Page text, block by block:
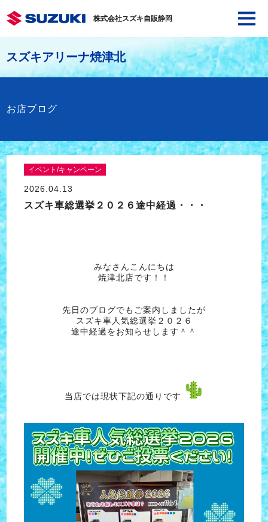
株式会社スズキ自販静岡
スズキアリーナ焼津北
お店ブログ
イベント/キャンペーン
2026.04.13
スズキ車総選挙２０２６途中経過・・・
みなさんこんにちは
焼津北店です！！
先日のブログでもご案内しましたが
スズキ車人気総選挙２０２６
途中経過をお知らせします＾＾
当店では現状下記の通りです